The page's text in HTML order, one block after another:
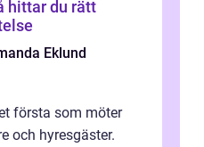
Eklund
första som möter
och hyresgäster.